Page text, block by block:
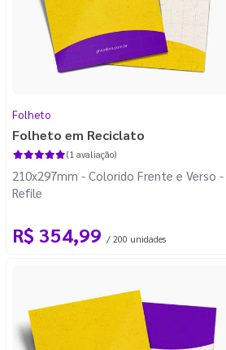
Folheto
Folheto em Reciclato
(1 avaliação)
210x297mm - Colorido Frente e Verso -
Refile
R$ 354,99 / 200 unidades